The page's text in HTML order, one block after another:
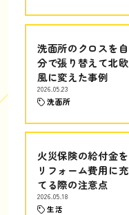
洗面所のクロスを自
分で張り替えて北欧
風に変えた事例
2026.05.23
洗面所
火災保険の給付金を
リフォーム費用に充
てる際の注意点
2026.05.18
生活